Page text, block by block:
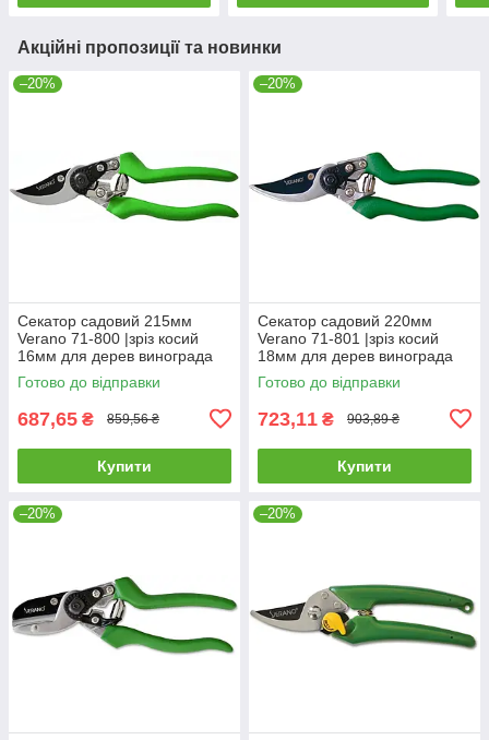
Акційні пропозиції та новинки
–20%
Секатор садовий 215мм
Verano 71-800 |зріз косий
16мм для дерев винограда
кущів гілок квітів
Готово до відправки
687,65 ₴ 859,56 ₴
Купити
–20%
Секатор садовий 220мм
Verano 71-801 |зріз косий
18мм для дерев винограда
кущів гілок квітів
Готово до відправки
723,11 ₴ 903,89 ₴
Купити
–20% –20%